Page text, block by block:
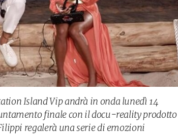
Island Vip andrà in onda lunedì 14
finale con il docu-reality prodotto
regalerà una serie di emozioni